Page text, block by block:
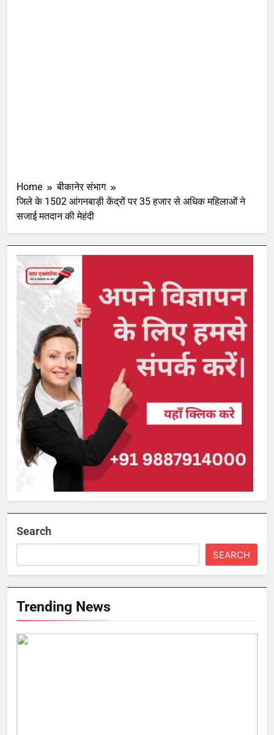
Home
बीकानेर संभाग
जिले के 1502 आंगनबाड़ी केंद्रों पर 35 हजार से अधिक महिलाओं ने
सजाई मतदान की मेहंदी
Search
SEARCH
Trending News